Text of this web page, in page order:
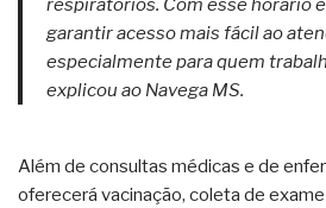
respiratórios. Com esse horário
garantir acesso mais fácil ao
especialmente para quem
explicou ao Navega MS.
Além de consultas médicas e de
oferecerá vacinação, coleta de